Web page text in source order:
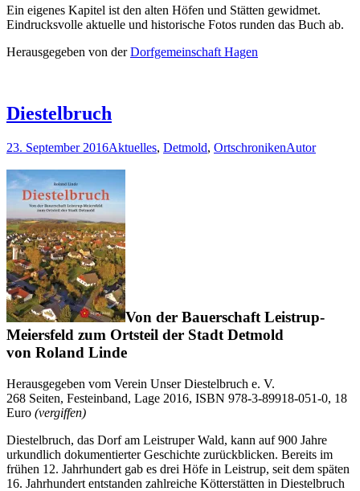
Ein eigenes Kapitel ist den alten Höfen und Stätten gewidmet.
Eindrucksvolle aktuelle und historische Fotos runden das Buch ab.
Herausgegeben von derDorfgemeinschaft Hagen
Diestelbruch
23. September 2016Aktuelles, Detmold, OrtschronikenAutor
Von der Bauerschaft Leistrup-
Meiersfeld zum Ortsteil der Stadt Detmold
von Roland Linde
Herausgegeben vom Verein Unser Diestelbruch e. V.
268 Seiten, Festeinband, Lage 2016, ISBN 978-3-89918-051-0, 18
Euro (vergiffen)
Diestelbruch, das Dorf am Leistruper Wald, kann auf 900 Jahre
urkundlich dokumentierter Geschichte zurückblicken. Bereits im
frühen 12. Jahrhundert gab es drei Höfe in Leistrup, seit dem späten
16. Jahrhundert entstanden zahlreiche Kötterstätten in Diestelbruch